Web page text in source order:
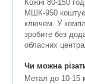
Кожні 80-150
МШК-950 коштує
ключем. У
зробите без
обласних
Чи можна
Метал до 10-15